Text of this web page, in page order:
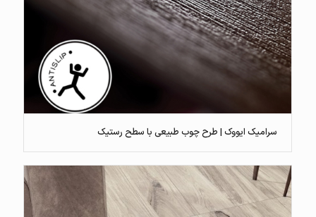
سرامیک ایووک | طرح چوب طبیعی با سطح رستیک